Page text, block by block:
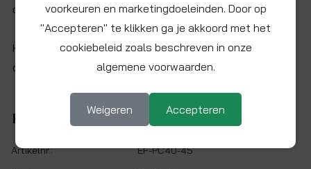
de eenvoudige en snelle montage.
Het complete programma omvat klemzadels variërend in
de maten Ø 10 mm tot en met Ø 65 mm.
Kenmerken
Artikelnr.: EF-PC40-45
voorkeuren en marketingdoeleinden. Door op
"Accepteren" te klikken ga je akkoord met het
cookiebeleid zoals beschreven in onze
algemene voorwaarden.
Weigeren Accepteren